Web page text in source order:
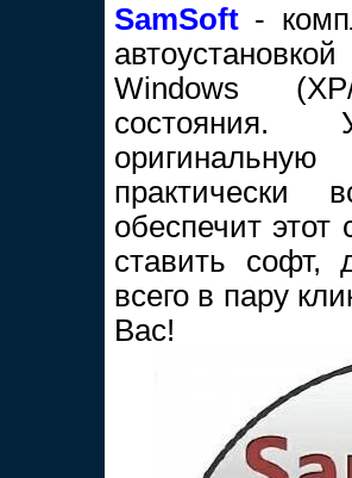
SamSoft -
Windows
состояния.
практически
обеспечит
ставить софт,
всего в пару
Вас!